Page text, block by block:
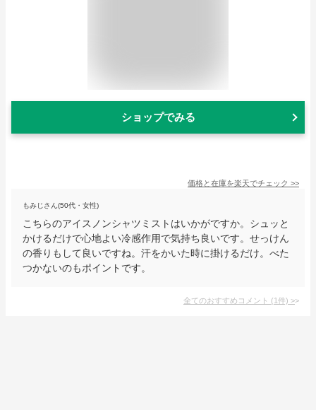
ショップでみる
価格と在庫を楽天でチェック >>
もみじさん(50代・女性)
こちらのアイスノンシャツミストはいかがですか。シュッと
かけるだけで心地よい冷感作用で気持ち良いです。せっけん
の香りもして良いですね。汗をかいた時に掛けるだけ。べた
つかないのもポイントです。
全てのおすすめコメント (1件) >